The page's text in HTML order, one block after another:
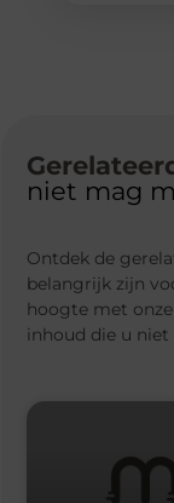
niet mag
Ontdek de
belangrijk zijn
hoogte met
inhoud die u niet